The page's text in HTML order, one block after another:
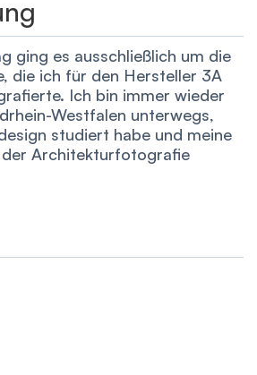
ging es ausschließlich um die
die ich für den Hersteller 3A
Ich bin immer wieder
Westfalen unterwegs,
studiert habe und meine
Architekturfotografie